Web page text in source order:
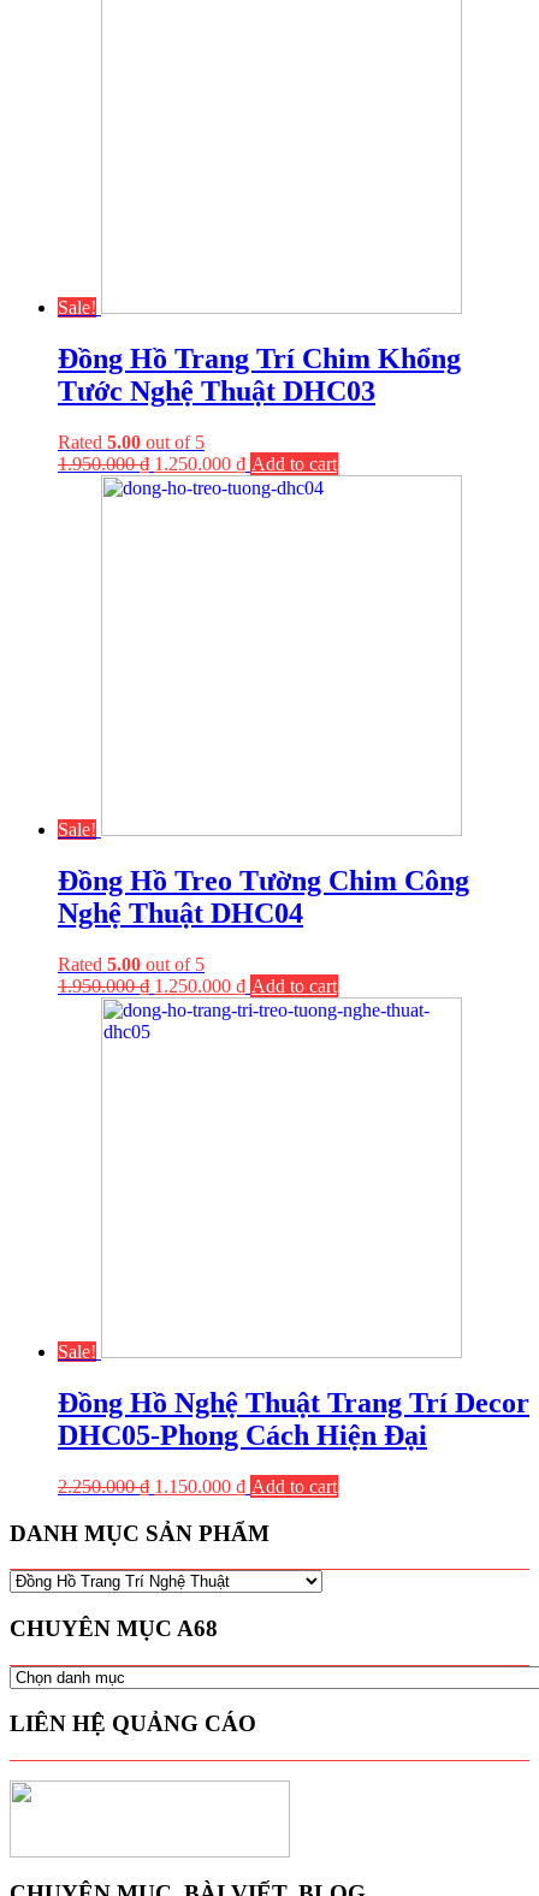
Sale!
Đồng Hồ Trang Trí Chim Khổng
Tước Nghệ Thuật DHC03
Rated 5.00 out of 5
1.950.000₫ 1.250.000 ₫ Add to cart
Sale!
Đồng Hồ Treo Tường Chim Công
Nghệ Thuật DHC04
Rated 5.00 out of 5
1.950.000₫ 1.250.000 ₫ Add to cart
Sale!
Đồng Hồ Nghệ Thuật Trang Trí Decor
DHC05-Phong Cách Hiện Đại
2.250.000₫ 1.150.000 ₫ Add to cart
DANH MỤC SẢN PHẨM
CHUYÊN MỤC A68
CHUYÊN
A68
LIÊN HỆ QUẢNG CÁO